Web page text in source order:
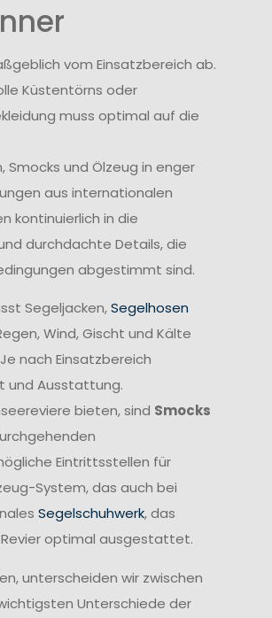
vom Einsatzbereich ab.
Küstentörns oder
muss optimal auf die
und Ölzeug in enger
aus internationalen
kontinuierlich in die
durchdachte Details, die
abgestimmt sind.
Segeljacken,Segelhosen
Wind, Gischt und Kälte
nach Einsatzbereich
und Ausstattung.
bieten, sind Smocks
Eintrittsstellen für
System, das auch bei
Segelschuhwerk, das
optimal ausgestattet.
unterscheiden wir zwischen
Unterschiede der